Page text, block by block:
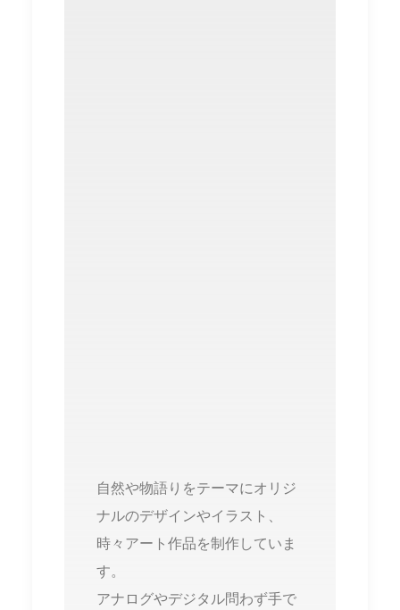
自然や物語りをテーマにオリジ
ナルのデザインやイラスト、
時々アート作品を制作していま
す。
アナログやデジタル問わず手で